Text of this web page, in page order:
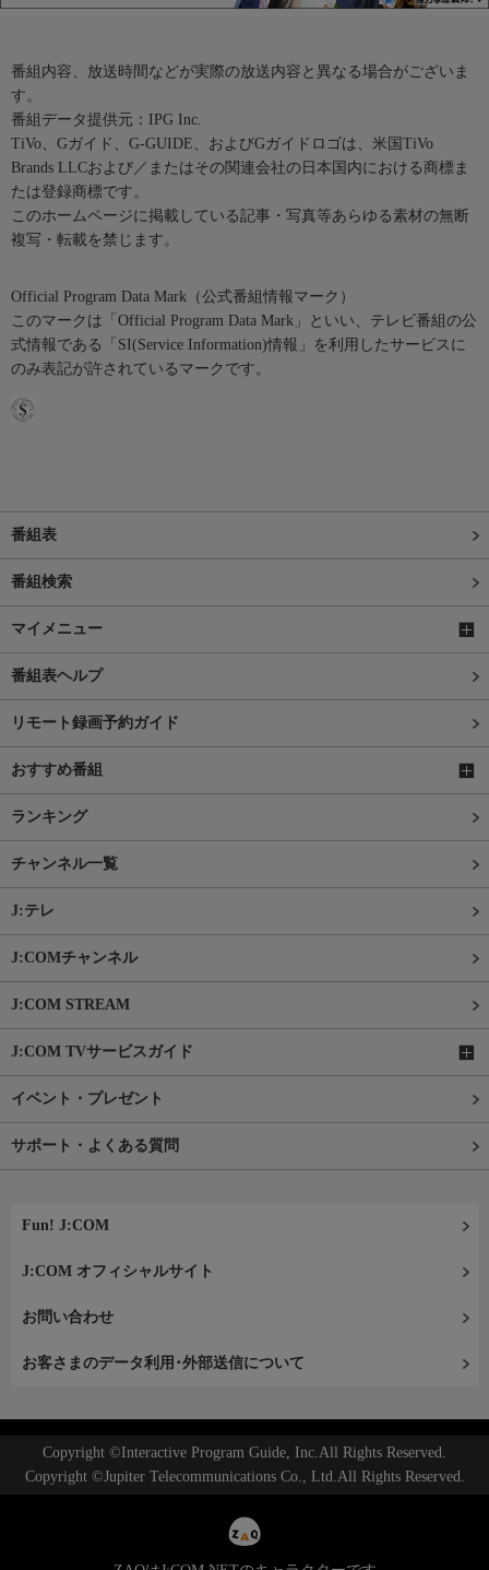
番組内容、放送時間などが実際の放送内容と異なる場合がございま
す。
番組データ提供元：IPG Inc.
TiVo、Gガイド、G-GUIDE、およびGガイドロゴは、米国TiVo
Brands LLCおよび／またはその関連会社の日本国内における商標ま
たは登録商標です。
このホームページに掲載している記事・写真等あらゆる素材の無断
複写・転載を禁じます。
Official Program Data Mark（公式番組情報マーク）
このマークは「Official Program Data Mark」といい、テレビ番組の公
式情報である「SI(Service Information)情報」を利用したサービスに
のみ表記が許されているマークです。
番組表
番組検索
マイメニュー
番組表ヘルプ
リモート録画予約ガイド
おすすめ番組
ランキング
チャンネル一覧
J:テレ
J:COMチャンネル
J:COM STREAM
J:COM TVサービスガイド
イベント・プレゼント
サポート・よくある質問
Fun! J:COM
J:COM オフィシャルサイト
お問い合わせ
お客さまのデータ利用･外部送信について
Copyright ©Interactive Program Guide, Inc.All Rights Reserved.
Copyright ©Jupiter Telecommunications Co., Ltd.All Rights Reserved.